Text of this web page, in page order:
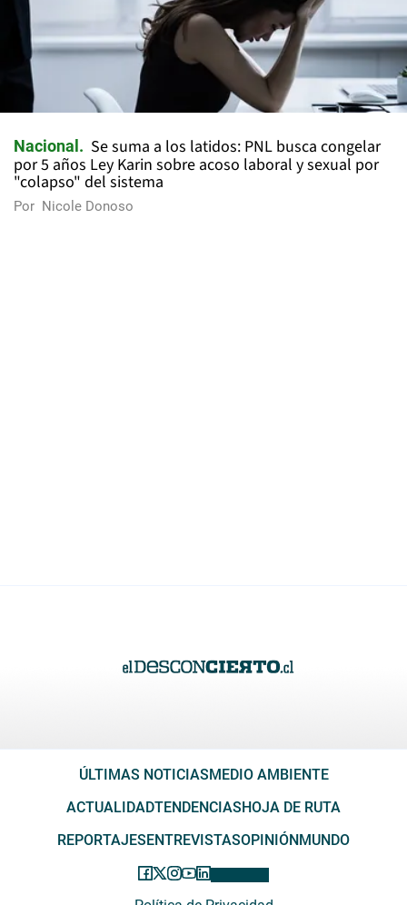
Nacional
Se suma a los latidos: PNL busca congelar
por 5 años Ley Karin sobre acoso laboral y sexual por
"colapso" del sistema
Por Nicole Donoso
ÚLTIMAS NOTICIAS MEDIO AMBIENTE
ACTUALIDADTENDENCIAS HOJA DE RUTA
REPORTAJES ENTREVISTASOPINIÓN MUNDO